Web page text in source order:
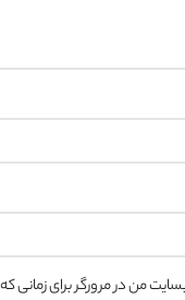
من در مرورگر برای زمانی